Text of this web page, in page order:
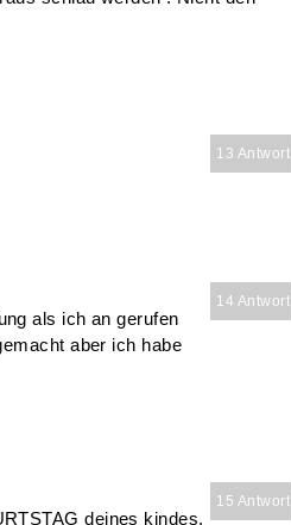
13 Antwort
14 Antwort
als ich an gerufen
aber ich habe
15 Antwort
deines kindes.